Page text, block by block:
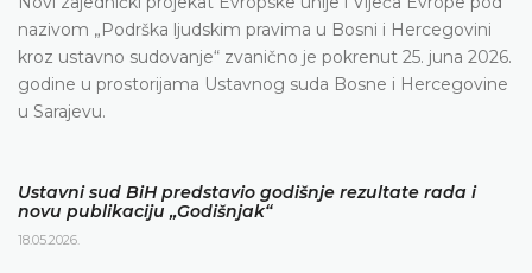
nazivom „Podrška ljudskim pravima u Bosni i Hercegovini
kroz ustavno sudovanje“ zvanično je pokrenut 25. juna 2026.
godine u prostorijama Ustavnog suda Bosne i Hercegovine
u Sarajevu.
Ustavni sud BiH predstavio godišnje rezultate rada i
novu publikaciju „Godišnjak“
18.05.2026.